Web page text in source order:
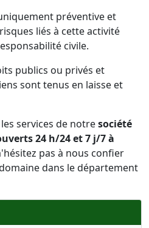
préventive et
liés à cette activité
civile.
publics ou privés et
sont tenus en laisse et
services de notresociété
24 h/24 et 7 j/7 à
pas à nous confier
dans le département